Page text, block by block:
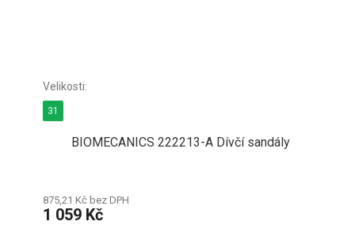
BIOMECANICS 222213-A Dívčí sandály
875,21 Kč bez DPH
1 059 Kč
31